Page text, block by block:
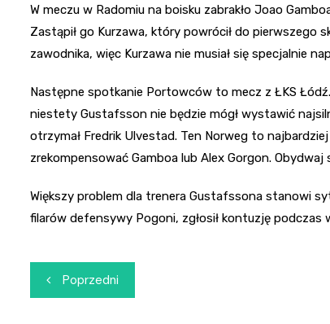
W meczu w Radomiu na boisku zabrakło Joao
Zastąpił go Kurzawa, który powrócił do pierwszego
zawodnika, więc Kurzawa nie musiał się specjalnie
Następne spotkanie Portowców to mecz z ŁKS
niestety Gustafsson nie będzie mógł wystawić
otrzymał Fredrik Ulvestad. Ten Norweg to
zrekompensować Gamboa lub Alex Gorgon.
Większy problem dla trenera Gustafssona stanowi
filarów defensywy Pogoni, zgłosił kontuzję
Nawigacja
wpisu
Poprzedni